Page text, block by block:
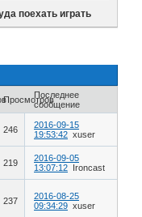
поехать играть
ПросмотровПоследнее
сообщение
246
2016-09-15
19:53:42 xuser
219
2016-09-05
13:07:12
Ironcast
237
2016-08-25
09:34:29 xuser